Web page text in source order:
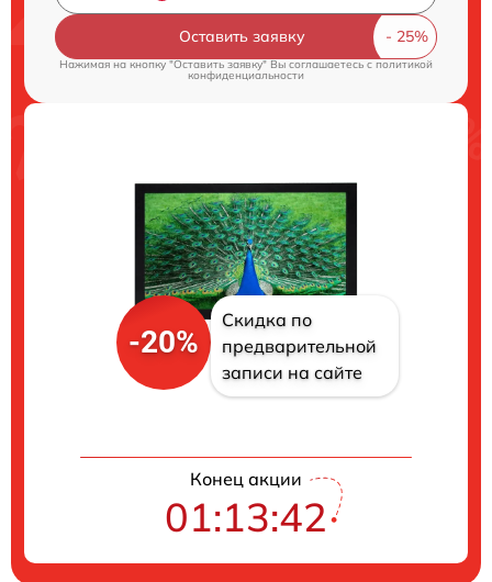
Оставить заявку
Нажимая на кнопку "Оставить заявку" Вы соглашаетесь c политикой
конфиденциальности
-20%
Скидка по
предварительной
записи на сайте
Конец акции
01:13:41